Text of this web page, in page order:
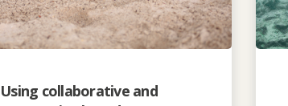
Using collaborative and